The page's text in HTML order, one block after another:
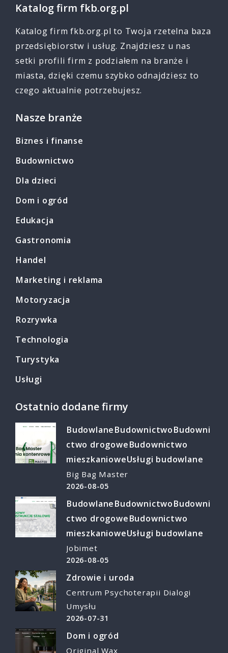
Katalog firm fkb.org.pl
Katalog firm fkb.org.pl to Twoja rzetelna baza
przedsiębiorstw i usług. Znajdziesz u nas
setki profili firm z podziałem na branże i
miasta, dzięki czemu szybko odnajdziesz to
czego aktualnie potrzebujesz.
Nasze branże
Biznes i finanse
Budownictwo
Dla dzieci
Dom i ogród
Edukacja
Gastronomia
Handel
Marketing i reklama
Motoryzacja
Rozrywka
Technologia
Turystyka
Usługi
Ostatnio dodane firmy
BudowlaneBudownictwoBudowni
ctwo drogoweBudownictwo
mieszkanioweUsługi budowlane
Big Bag Master
2026-08-05
BudowlaneBudownictwoBudowni
ctwo drogoweBudownictwo
mieszkanioweUsługi budowlane
Jobimet
2026-08-05
Zdrowie i uroda
Centrum Psychoterapii Dialogi
Umysłu
2026-07-31
Dom i ogród
Original Wax